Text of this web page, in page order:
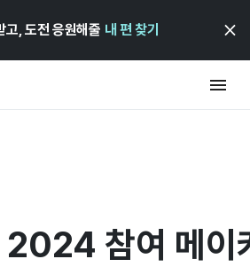
고, 도전 응원해줄 내 편 찾기
참여 메이